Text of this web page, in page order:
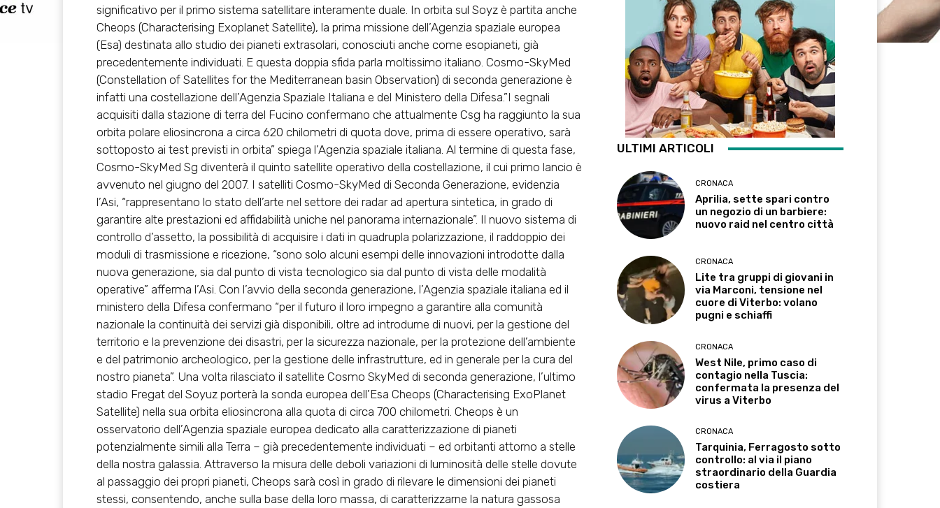
significativo per il primo sistema satellitare interamente duale. In orbita sul Soyz è partita anche
Cheops (Characterising Exoplanet Satellite), la prima missione dell’Agenzia spaziale europea
(Esa) destinata allo studio dei pianeti extrasolari, conosciuti anche come esopianeti, già
precedentemente individuati. E questa doppia sfida parla moltissimo italiano. Cosmo-SkyMed
(Constellation of Satellites for the Mediterranean basin Observation) di seconda generazione è
infatti una costellazione dell’Agenzia Spaziale Italiana e del Ministero della Difesa.”I segnali
acquisiti dalla stazione di terra del Fucino confermano che attualmente Csg ha raggiunto la sua
orbita polare eliosincrona a circa 620 chilometri di quota dove, prima di essere operativo, sarà
sottoposto ai test previsti in orbita” spiega l’Agenzia spaziale italiana. Al termine di questa fase,
Cosmo-SkyMed Sg diventerà il quinto satellite operativo della costellazione, il cui primo lancio è
avvenuto nel giugno del 2007. I satelliti Cosmo-SkyMed di Seconda Generazione, evidenzia
l’Asi, “rappresentano lo stato dell’arte nel settore dei radar ad apertura sintetica, in grado di
garantire alte prestazioni ed affidabilità uniche nel panorama internazionale”. Il nuovo sistema di
controllo d’assetto, la possibilità di acquisire i dati in quadrupla polarizzazione, il raddoppio dei
moduli di trasmissione e ricezione, “sono solo alcuni esempi delle innovazioni introdotte dalla
nuova generazione, sia dal punto di vista tecnologico sia dal punto di vista delle modalità
operative” afferma l’Asi. Con l’avvio della seconda generazione, l’Agenzia spaziale italiana ed il
ministero della Difesa confermano “per il futuro il loro impegno a garantire alla comunità
nazionale la continuità dei servizi già disponibili, oltre ad introdurne di nuovi, per la gestione del
territorio e la prevenzione dei disastri, per la sicurezza nazionale, per la protezione dell’ambiente
e del patrimonio archeologico, per la gestione delle infrastrutture, ed in generale per la cura del
nostro pianeta”. Una volta rilasciato il satellite Cosmo SkyMed di seconda generazione, l’ultimo
stadio Fregat del Soyuz porterà la sonda europea dell’Esa Cheops (Characterising ExoPlanet
Satellite) nella sua orbita eliosincrona alla quota di circa 700 chilometri. Cheops è un
osservatorio dell’Agenzia spaziale europea dedicato alla caratterizzazione di pianeti
potenzialmente simili alla Terra – già precedentemente individuati – ed orbitanti attorno a stelle
della nostra galassia. Attraverso la misura delle deboli variazioni di luminosità delle stelle dovute
al passaggio dei propri pianeti, Cheops sarà così in grado di rilevare le dimensioni dei pianeti
stessi, consentendo, anche sulla base della loro massa, di caratterizzarne la natura gassosa
ULTIMI ARTICOLI
CRONACA
Aprilia, sette spari contro
un negozio di un barbiere:
nuovo raid nel centro città
CRONACA
Lite tra gruppi di giovani in
via Marconi, tensione nel
cuore di Viterbo: volano
pugni e schiaffi
CRONACA
West Nile, primo caso di
contagio nella Tuscia:
confermata la presenza del
virus a Viterbo
CRONACA
Tarquinia, Ferragosto sotto
controllo: al via il piano
straordinario della Guardia
costiera